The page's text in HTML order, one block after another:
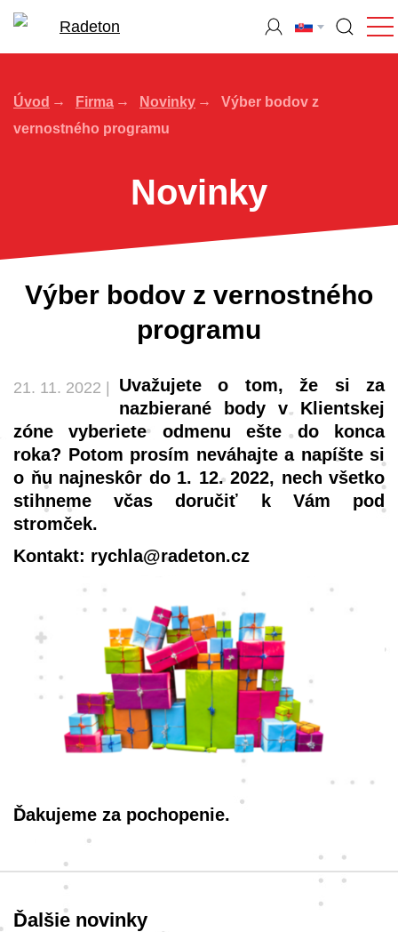
Úvod Firma Novinky
Výber bodov z
vernostného programu
Novinky
Výber bodov z vernostného
programu
21. 11. 2022 |
Uvažujete o tom, že si za
nazbierané body v Klientskej
zóne vyberiete odmenu ešte do konca
roka? Potom prosím neváhajte a napíšte si
o ňu najneskôr do 1. 12. 2022, nech všetko
stihneme včas doručiť k Vám pod
stromček.
Kontakt: rychla@radeton.cz
Ďakujeme za pochopenie.
Ďalšie novinky